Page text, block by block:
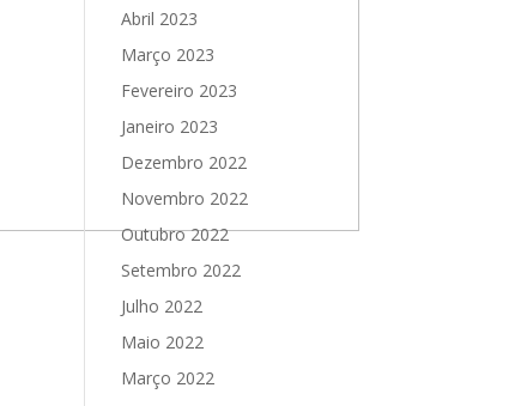
Abril 2023
Março 2023
Fevereiro 2023
Janeiro 2023
Dezembro 2022
Novembro 2022
Outubro 2022
Setembro 2022
Julho 2022
Maio 2022
Março 2022